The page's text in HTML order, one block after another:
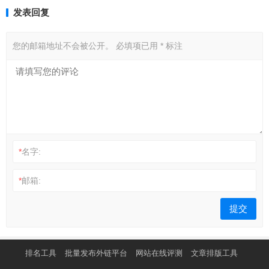
发表回复
您的邮箱地址不会被公开。 必填项已用 * 标注
*名字:
*邮箱:
排名工具 批量发布外链平台 网站在线评测 文章排版工具